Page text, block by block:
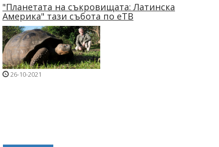
"Планетата на съкровищата: Латинска
Америка" тази събота по еТВ
26-10-2021